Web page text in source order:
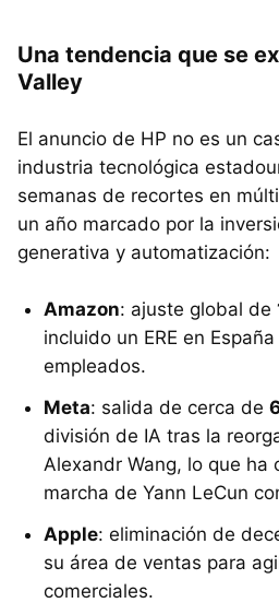
Una tendencia que se
Valley
El anuncio de HP no es un
industria tecnológica
semanas de recortes en
un año marcado por la
generativa y automatización:
Amazon: ajuste global de
incluido un ERE en
empleados.
Meta: salida de cerca de
división de IA tras la
Alexandr Wang, lo que ha
marcha de Yann LeCun
Apple: eliminación de
su área de ventas para
comerciales.